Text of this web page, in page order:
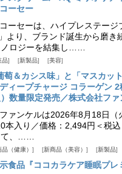
ーセー
ーセーは、ハイプレステー
より、ブランド誕生から磨
ロジーを結集し……
品 新製品 美容
萄＆カシス味」と「マスカッ
ィープチャージ コラーゲン
数量限定発売／株式会社ファ
ァンケルは2026年8月18日
本入り／価格：2,494円＜税
て、……
（健康） 新商品（美容） 新製品
食品『ココカラケア睡眠プ